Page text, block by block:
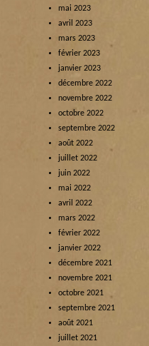
mai 2023
avril 2023
mars 2023
février 2023
janvier 2023
décembre 2022
novembre 2022
octobre 2022
septembre 2022
août 2022
juillet 2022
juin 2022
mai 2022
avril 2022
mars 2022
février 2022
janvier 2022
décembre 2021
novembre 2021
octobre 2021
septembre 2021
août 2021
juillet 2021